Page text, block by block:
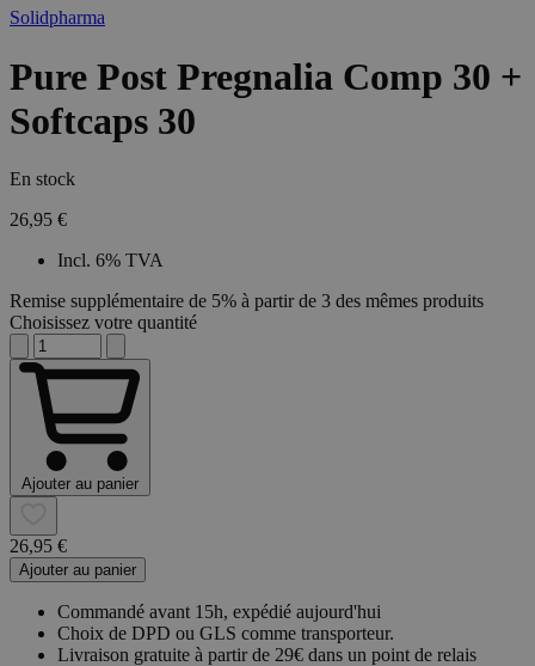
Solidpharma
Pure Post Pregnalia Comp 30 +
Softcaps 30
En stock
26,95 €
Incl. 6% TVA
Remise supplémentaire de 5% à partir de 3 des mêmes produits
Choisissez votre quantité
Ajouter au panier
26,95 €
Ajouter au panier
Commandé avant 15h, expédié aujourd'hui
Choix de DPD ou GLS comme transporteur.
Livraison gratuite à partir de 29€ dans un point de relais